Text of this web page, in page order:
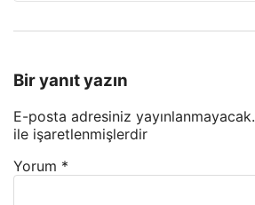
Bir yanıt yazın
E-posta adresiniz yayınlanmayacak.
ile işaretlenmişlerdir
Yorum *